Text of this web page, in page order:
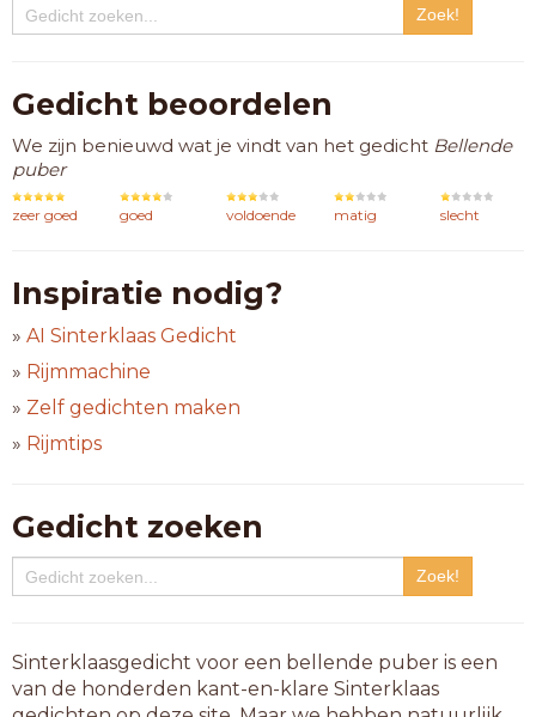
Gedicht beoordelen
We zijn benieuwd wat je vindt van het gedicht Bellende
puber
zeer goed goed voldoende matig slecht
Inspiratie nodig?
» AI Sinterklaas Gedicht
» Rijmmachine
» Zelf gedichten maken
» Rijmtips
Gedicht zoeken
Sinterklaasgedicht voor een bellende puber is een
van de honderden kant-en-klare Sinterklaas